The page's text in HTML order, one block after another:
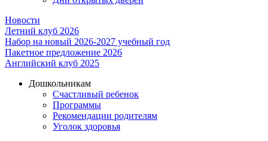
Новости
Летний клуб 2026
Набор на новый 2026-2027 учебный год
Пакетное предложение 2026
Английский клуб 2025
Дошкольникам
Счастливый ребенок
Программы
Рекомендации родителям
Уголок здоровья